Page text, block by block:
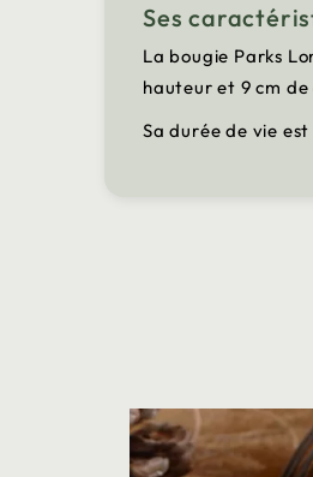
Ses
La bougie Parks
hauteur et 9 cm
Sa durée de vie